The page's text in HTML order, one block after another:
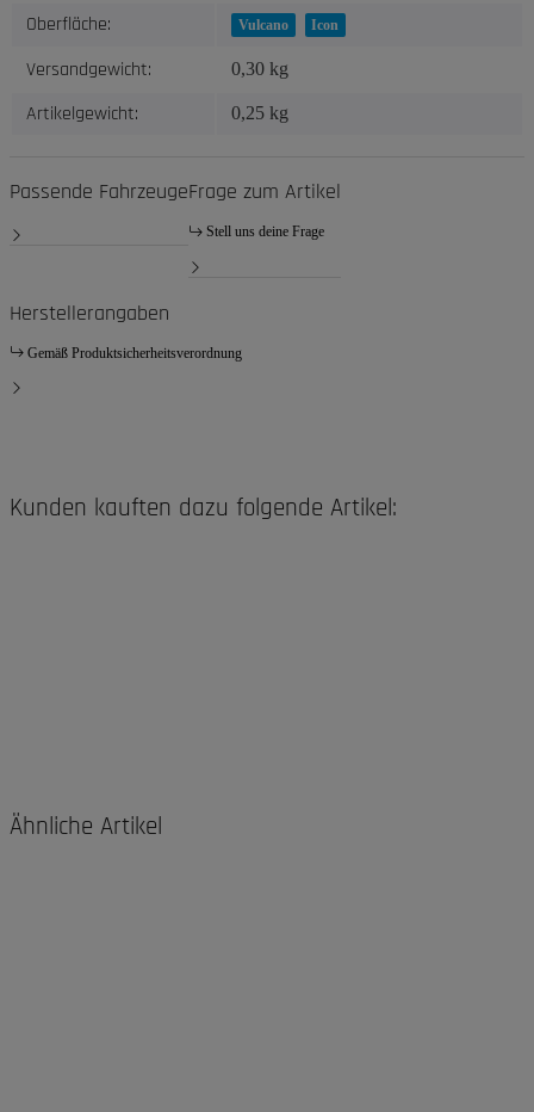
Oberfläche: Vulcano Icon
Versandgewicht: 0,30 kg
Artikelgewicht: 0,25 kg
Passende FahrzeugeFrage zum Artikel
Stell uns deine Frage
Herstellerangaben
Gemäß Produktsicherheitsverordnung
Kunden kauften dazu folgende Artikel:
Ähnliche Artikel